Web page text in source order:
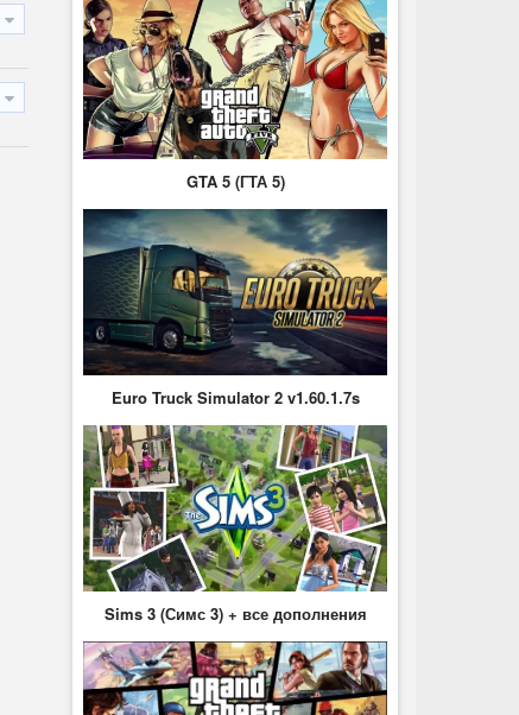
GTA 5 (ГТА 5)
Euro Truck Simulator 2 v1.60.1.7s
Sims 3 (Симс 3) + все дополнения